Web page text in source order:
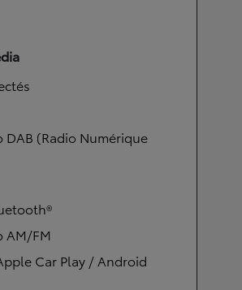
DAB (Radio Numérique
AM/FM
Car Play / Android